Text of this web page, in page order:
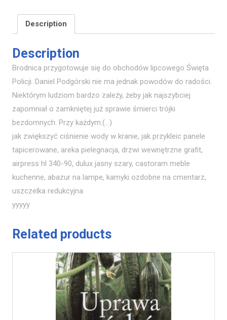
Description
Description
Brodnica przygotowuje się do obchodów lipcowego Święta
Policji. Daniel Podgórski nie ma jednak powodów do radości.
Niektórym ludziom bardzo zależy, żeby jak najszybciej
zapomniał o zamkniętej już sprawie śmierci trójki
bezdomnych. Przy każdym.(…)
jak zwiększyć ciśnienie wody w kranie, jak przykleic panele
tapicerowane, areka pielegnacja, drzwi wewnętrzne grafit,
airpress hl 340-90, dulux jasny szary, castoram meble
kuchenne, abazur na lampe, kamyki ozdobne na cmentarz,
uszczelka redukcyjna
yyyyy
Related products